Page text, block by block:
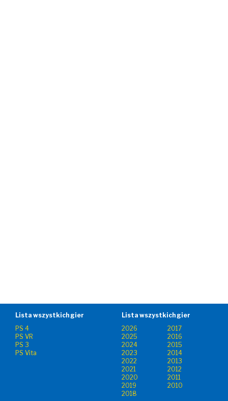
Lista wszystkich gier
PS 4
PS VR
PS 3
PS Vita
Lista wszystkich gier
2026
2017
2025
2016
2024
2015
2023
2014
2022
2013
2021
2012
2020
2011
2019
2010
2018